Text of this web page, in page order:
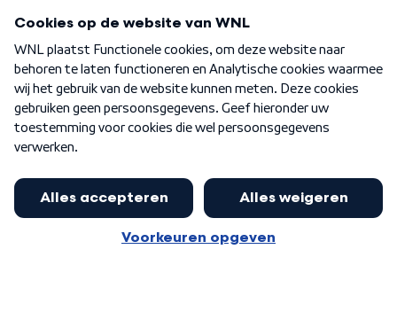
Nieuwsbrief
Word Lid